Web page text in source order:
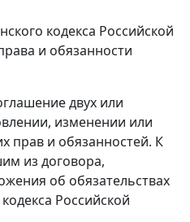
кодекса Российской
и обязанности
двух или
изменении или
прав и обязанностей. К
из договора,
об обязательствах
Российской